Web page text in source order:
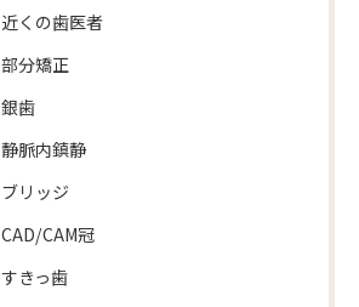
近くの歯医者
部分矯正
銀歯
静脈内鎮静
ブリッジ
CAD/CAM冠
すきっ歯